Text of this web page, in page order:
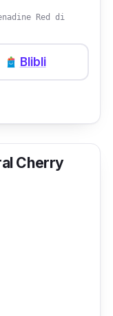
Red di
Blibli
Cherry